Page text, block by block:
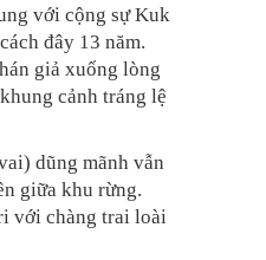
với cộng sự Kuk
đây 13 năm.
giả xuống lòng
cảnh tráng lệ
dũng mãnh vẫn
giữa khu rừng.
với chàng trai loài